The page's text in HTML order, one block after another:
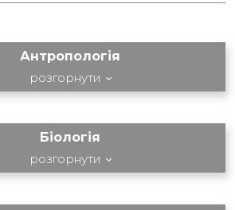
Антропологія
розгорнути
Біологія
розгорнути